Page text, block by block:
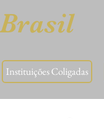
Instituições Coligadas